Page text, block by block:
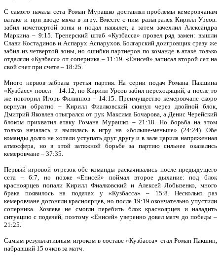
С самого начала сета Роман Мурашко доставлял проблемы кемеровчанам
ватаке и при вводе мяча в игру. Вместе с ним разыгрался Кирилл Урсов:
забил изчетвертой зоны и подал навылет, а затем зачехлил Александра
Маркина – 9:15. Тренерский штаб «Кузбасса» провел ряд замен: вышли
Слави Костадинов и Аспарух Аспарухов. Болгарский доигровщик сразу же
забил из четвертой зоны, но ошибки партнеров по команде в атаке только
отдаляли «Кузбасс» от соперника – 11:19. «Енисей» записал второй сет на
свой счет при счете – 18:25.
Много нервов забрала третья партия. На серии подач Романа Пакшина
«Кузбасс» повел – 14:12, но Кирилл Урсов забил переходящий, а после то
же повторил Игорь Филиппов – 14:15. Преимущество кемеровчане скоро
вернули обратно – Кирилл Фиалковский скинул через двойной блок,
Дмитрий Яковлев отыгрался от рук Максима Бочарова, а Денис Черейский
блоком прихватил атаку Романа Мурашко – 21:18. Но борьба на этом
только началась и вылилась в игру на «больше-меньше» (24:24). Обе
команды долго не хотели уступать друг другу и в зале царила напряженная
атмосфера, но в этой затяжной борьбе за партию сильнее оказались
кемеровчане – 37:35.
Первый игровой отрезок обе команды раскачивались после предыдущего
сета – 6:7, но позже «Енисей» поймал второе дыхание: под блок
красноярцев попали Кирилл Фиалковский и Алексей Лобызенко, много
брака появилось на подачах у «Кузбасса» – 15:8. Несколько раз
кемеровчане догоняли красноярцев, но после 19:19 окончательно упустили
соперника. Хозяева не смогли перебить блок красноярцев и наладить
ситуацию с подачей, поэтому «Енисей» уверенно довел матч до победы –
21:25.
Самым результативным игроком в составе «Кузбасса» стал Роман Пакшин,
набравший 15 очков за матч.